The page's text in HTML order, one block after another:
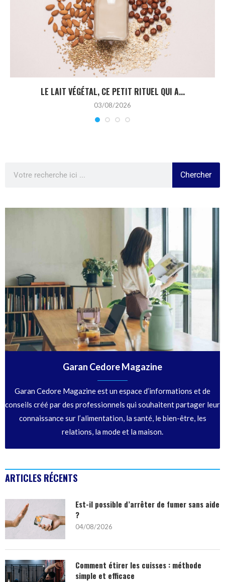
LE LAIT VÉGÉTAL, CE PETIT RITUEL QUI A...
03/08/2026
Chercher
Garan Cedore Magazine
Garan Cedore Magazine est un espace d’informations et de
conseils créé par des professionnels qui souhaitent partager leur
connaissance sur l’alimentation, la santé, le bien-être, les
relations, la mode et la maison.
ARTICLES RÉCENTS
Est-il possible d’arrêter de fumer sans aide
?
04/08/2026
Comment étirer les cuisses : méthode
simple et efficace